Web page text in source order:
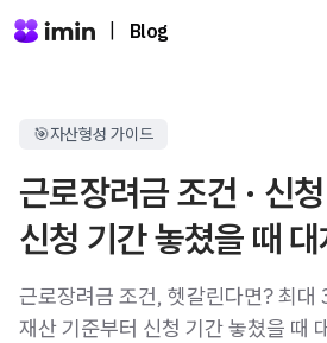
Blog
🎯자산형성 가이드
근로장려금 조건 · 신
신청 기간 놓쳤을 때
근로장려금 조건, 헷갈린다면? 최대
재산 기준부터 신청 기간 놓쳤을 때